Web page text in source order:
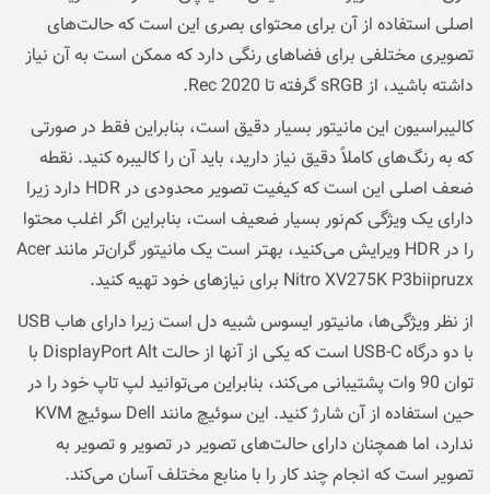
اصلی استفاده از آن برای محتوای بصری این است که حالت‌های
تصویری مختلفی برای فضاهای رنگی دارد که ممکن است به آن نیاز
داشته باشید، از sRGB گرفته تا Rec 2020.
کالیبراسیون این مانیتور بسیار دقیق است، بنابراین فقط در صورتی
که به رنگ‌های کاملاً دقیق نیاز دارید، باید آن را کالیبره کنید. نقطه
ضعف اصلی این است که کیفیت تصویر محدودی در HDR دارد زیرا
دارای یک ویژگی کم‌نور بسیار ضعیف است، بنابراین اگر اغلب محتوا
را در HDR ویرایش می‌کنید، بهتر است یک مانیتور گران‌تر مانند Acer
Nitro XV275K P3biipruzx برای نیازهای خود تهیه کنید.
از نظر ویژگی‌ها، مانیتور ایسوس
شبیه دل است زیرا دارای هاب USB
با دو درگاه USB-C است که یکی از آنها از حالت DisplayPort Alt با
توان 90 وات پشتیبانی می‌کند، بنابراین می‌توانید لپ تاپ خود را در
حین استفاده از آن شارژ کنید. این سوئیچ مانند Dell سوئیچ KVM
ندارد، اما همچنان دارای حالت‌های تصویر در تصویر و تصویر به
تصویر است که انجام چند کار را با منابع مختلف آسان می‌کند.